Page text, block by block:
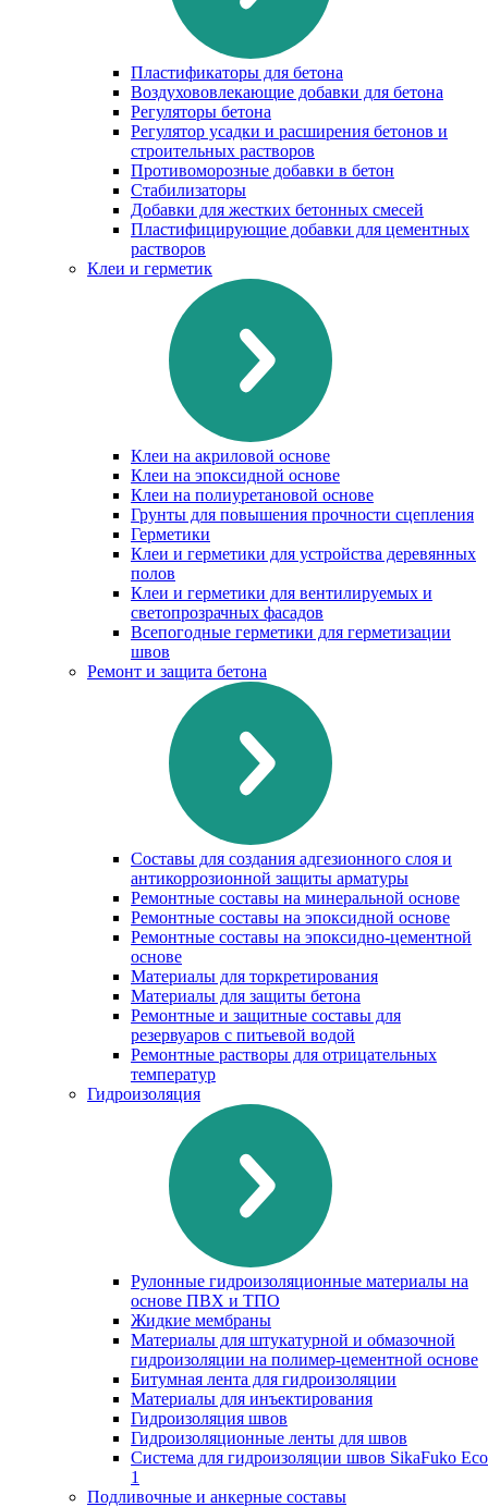
Пластификаторы для бетона
Воздухововлекающие добавки для бетона
Регуляторы бетона
Регулятор усадки и расширения бетонов и
строительных растворов
Противоморозные добавки в бетон
Стабилизаторы
Добавки для жестких бетонных смесей
Пластифицирующие добавки для цементных
растворов
Клеи и герметик
Клеи на акриловой основе
Клеи на эпоксидной основе
Клеи на полиуретановой основе
Грунты для повышения прочности сцепления
Герметики
Клеи и герметики для устройства деревянных
полов
Клеи и герметики для вентилируемых и
светопрозрачных фасадов
Всепогодные герметики для герметизации
швов
Ремонт и защита бетона
Составы для создания адгезионного слоя и
антикоррозионной защиты арматуры
Ремонтные составы на минеральной основе
Ремонтные составы на эпоксидной основе
Ремонтные составы на эпоксидно-цементной
основе
Материалы для торкретирования
Материалы для защиты бетона
Ремонтные и защитные составы для
резервуаров с питьевой водой
Ремонтные растворы для отрицательных
температур
Гидроизоляция
Рулонные гидроизоляционные материалы на
основе ПВХ и ТПО
Жидкие мембраны
Материалы для штукатурной и обмазочной
гидроизоляции на полимер-цементной основе
Битумная лента для гидроизоляции
Материалы для инъектирования
Гидроизоляция швов
Гидроизоляционные ленты для швов
Система для гидроизоляции швов SikaFuko Eco
1
Подливочные и анкерные составы